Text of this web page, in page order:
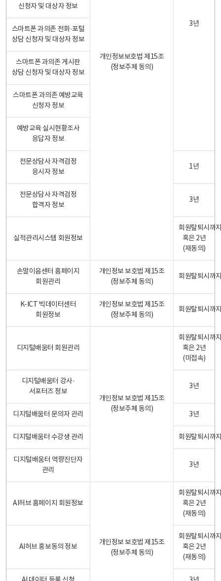
개인정보보호법 제15조
(정보주체 동의)
3년
신청자 및 대상자 정보
스마트폰 과의존 전화·포털
상담 신청자 및 대상자 정보
스마트폰 과의존 게시판
상담 신청자 및 대상자 정보
스마트폰 과의존 예방교육
신청자 정보
예방교육 실시현황조사
응답자 정보
전문상담사 자격검정
응시자 정보
1년
전문상담사 자격검정
합격자 정보
3년
실적관리시스템 회원정보
회원탈퇴시까
혹은 2년
(재동의)
손말이음센터 홈페이지
회원관리
개인정보 보호법 제15조
(정보주체 동의)
회원탈퇴시까
K-ICT 빅데이터센터
회원정보
개인정보 보호법 제15조
(정보주체 동의)
회원탈퇴시까
디지털배움터 회원관리
개인정보 보호법 제15조
(정보주체 동의)
회원탈퇴시까
혹은 2년
(미접속)
디지털배움터 강사·
서포터즈 정보
3년
디지털배움터 문의자 관리 3년
디지털배움터 수강생 관리 회원탈퇴시까
디지털배움터 역량진단자
관리
3년
AI허브 홈페이지 회원정보
개인정보 보호법 제15조
(정보주체 동의)
회원탈퇴시까
혹은 2년
(재동의)
AI허브 홍보동의 정보
회원탈퇴시까
혹은 2년
(재동의)